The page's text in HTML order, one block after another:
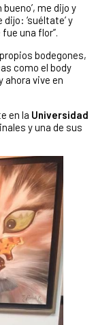
bueno’, me dijo y
‘suéltate’ y
una flor”.
bodegones,
como el body
ahora vive en
en la Universidad
y una de sus